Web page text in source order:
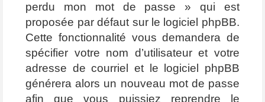
perdu mon mot de passe » qui est
proposée par défaut sur le logiciel phpBB.
Cette fonctionnalité vous demandera de
spécifier votre nom d’utilisateur et votre
adresse de courriel et le logiciel phpBB
générera alors un nouveau mot de passe
afin que vous puissiez reprendre le